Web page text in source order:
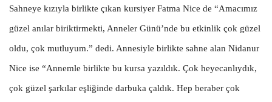
Sahneye kızıyla birlikte çıkan kursiyer Fatma Nice de “Amacımız
güzel anılar biriktirmekti, Anneler Günü’nde bu etkinlik çok güzel
oldu, çok mutluyum.” dedi. Annesiyle birlikte sahne alan Nidanur
Nice ise “Annemle birlikte bu kursa yazıldık. Çok heyecanlıydık,
çok güzel şarkılar eşliğinde darbuka çaldık. Hep beraber çok